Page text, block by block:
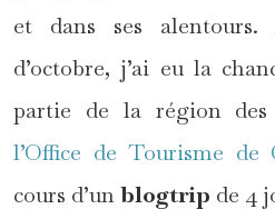
et dans ses
d’octobre, j’ai eu la
partie de la région
l’Office de Tourisme de
cours d’unblogtrip de 4